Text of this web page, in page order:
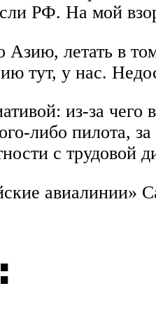
РФ. На мой
летать в
тут, у нас.
из-за
либо пилота,
с трудовой
авиалинии»